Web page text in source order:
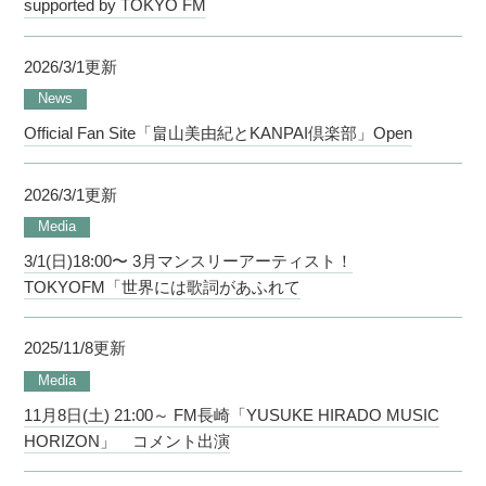
supported by TOKYO FM
2026/3/1更新
News
Official Fan Site「畠山美由紀とKANPAI倶楽部」Open
2026/3/1更新
Media
3/1(日)18:00〜 3月マンスリーアーティスト！
TOKYOFM「世界には歌詞があふれて
2025/11/8更新
Media
11月8日(土) 21:00～ FM長崎「YUSUKE HIRADO MUSIC
HORIZON」 コメント出演